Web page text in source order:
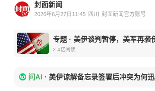
封面新闻
2026年6月27日11:45 四川 封面新闻官方账号
专题 · 美伊谈判暂停，美军再袭
2.4亿阅读
问AI · 美伊谅解备忘录签署后冲突为何迅